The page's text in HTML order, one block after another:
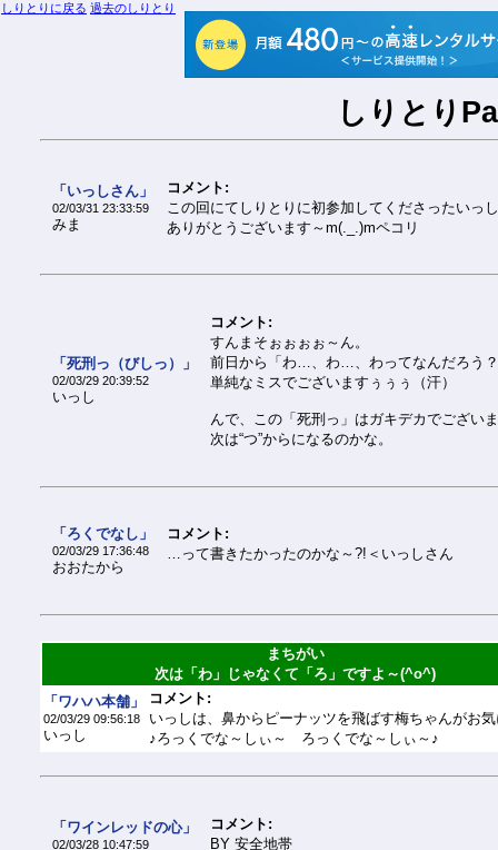
しりとり
「いっしさん」
02/03/31 23:33:59
みま
コメント:
この回にてしりとりに初参加してくださったいっ
ありがとうございます～m(._.)mペコリ
「死刑っ（びしっ）」
02/03/29 20:39:52
いっし
コメント:
すんまそぉぉぉぉ～ん。
前日から「わ…、わ…、わってなんだろう
単純なミスでございますぅぅぅ（汗）
んで、この「死刑っ」はガキデカでござい
次は“つ”からになるのかな。
「ろくでなし」
02/03/29 17:36:48
おおたから
コメント:
…って書きたかったのかな～?!＜いっしさん
まちがい
次は「わ」じゃなくて「ろ」ですよ～(^o^)
「ワハハ本舗」
02/03/29 09:56:18
いっし
コメント:
いっしは、鼻からピーナッツを飛ばす梅ちゃんがお
♪ろっくでな～しぃ～ ろっくでな～しぃ～♪
「ワインレッドの心」
02/03/28 10:47:59
コメント:
BY 安全地帯
しりとりに戻る 過去のしりとり